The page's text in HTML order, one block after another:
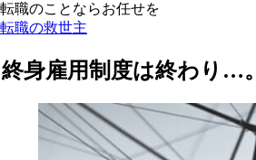
転職のことならお任せを
転職の救世主
終身雇用制度は終わり…。